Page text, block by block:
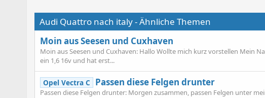
Audi Quattro nach italy - Ähnliche Themen
Moin aus Seesen und Cuxhaven
Moin aus Seesen und Cuxhaven: Hallo Wollte mich kurz vorstellen Mein
ein 1,6 16v und hat erst...
Opel Vectra C Passen diese Felgen drunter
Passen diese Felgen drunter: Morgen zusammen, passen Felgen unter